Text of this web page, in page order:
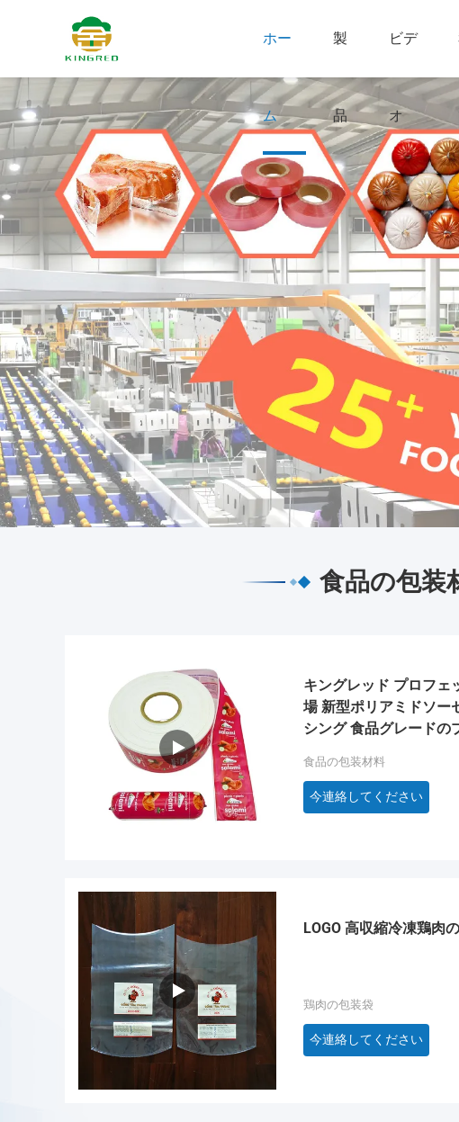
ホー
ム
製
品
ビデ
オ
食品の包装
キングレッド プロフェ
場 新型ポリアミドソー
シング 食品グレードの
食品の包装材料
今連絡してください
LOGO 高収縮冷凍鶏肉
鶏肉の包装袋
今連絡してください